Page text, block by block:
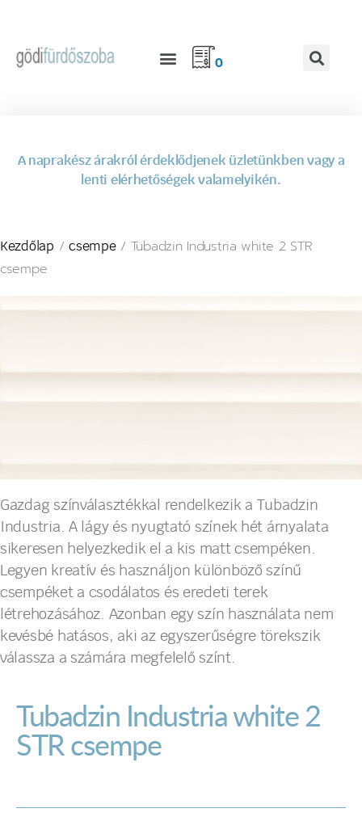
0
A naprakész árakról érdeklődjenek üzletünkben vagy a
lenti elérhetőségek valamelyikén.
Kezdőlap /csempe/ Tubadzin Industria white 2 STR
csempe
Gazdag színválasztékkal rendelkezik a Tubadzin
Industria. A lágy és nyugtató színek hét árnyalata
sikeresen helyezkedik el a kis matt csempéken.
Legyen kreatív és használjon különböző színű
csempéket a csodálatos és eredeti terek
létrehozásához. Azonban egy szín használata nem
kevésbé hatásos, aki az egyszerűségre törekszik
válassza a számára megfelelő színt.
Tubadzin Industria white 2
STR csempe